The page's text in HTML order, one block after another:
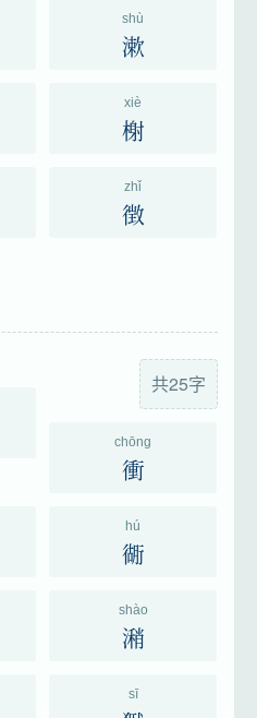
shù
漱
xiè
榭
zhǐ
徴
共25字
chōng
衝
hú
衚
shào
潲
sī